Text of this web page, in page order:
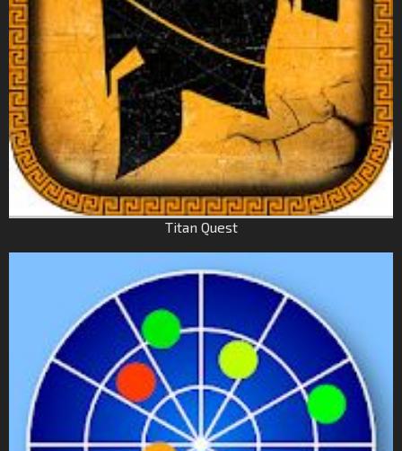
Titan Quest